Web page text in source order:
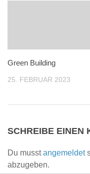
Green Building
25. FEBRUAR 2023
SCHREIBE EINEN
Du musstangemeldet
abzugeben.